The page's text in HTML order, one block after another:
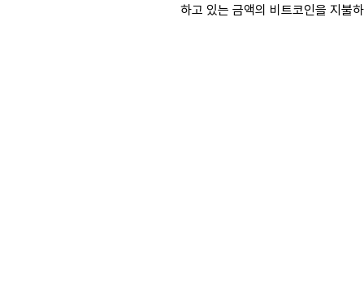
하고 있는 금액의 비트코인을 지불